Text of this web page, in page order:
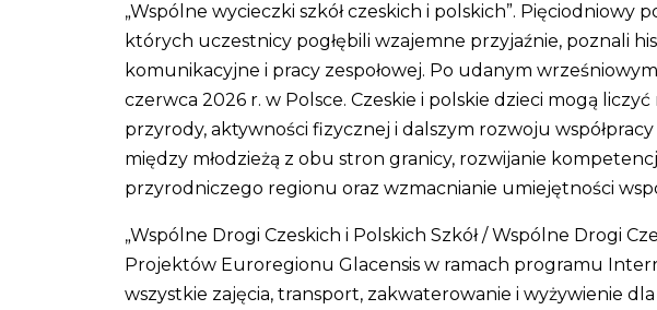
„Wspólne wycieczki szkół czeskich i polskich”.
których uczestnicy pogłębili wzajemne przyjaźnie, poznali
komunikacyjne i pracy zespołowej. Po udanym
czerwca 2026 r. w Polsce. Czeskie i polskie dzieci mogą
przyrody, aktywności fizycznej i dalszym rozwoju
między młodzieżą z obu stron granicy, rozwijanie
przyrodniczego regionu oraz wzmacnianie umiejętności
„Wspólne Drogi Czeskich i Polskich Szkół / Wspólne Drogi
Projektów Euroregionu Glacensis w ramach programu
wszystkie zajęcia, transport, zakwaterowanie i wyżywienie